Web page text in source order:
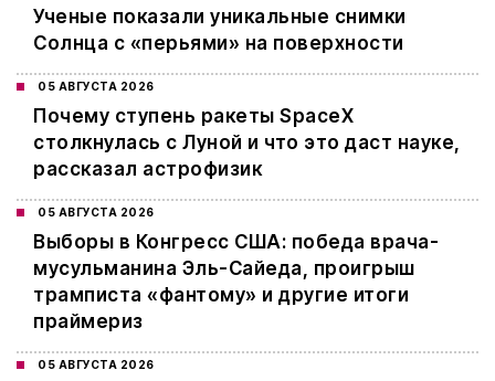
Ученые показали уникальные снимки
Солнца с «перьями» на поверхности
05 АВГУСТА 2026
Почему ступень ракеты SpaceX
столкнулась с Луной и что это даст науке,
рассказал астрофизик
05 АВГУСТА 2026
Выборы в Конгресс США: победа врача-
мусульманина Эль-Сайеда, проигрыш
трамписта «фантому» и другие итоги
праймериз
05 АВГУСТА 2026